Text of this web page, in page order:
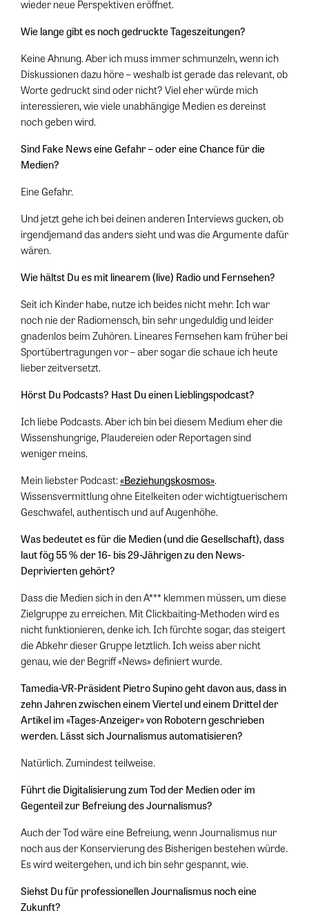
wieder neue Perspektiven eröffnet.
Wie lange gibt es noch gedruckte Tageszeitungen?
Keine Ahnung. Aber ich muss immer schmunzeln, wenn ich
Diskussionen dazu höre – weshalb ist gerade das relevant, ob
Worte gedruckt sind oder nicht? Viel eher würde mich
interessieren, wie viele unabhängige Medien es dereinst
noch geben wird.
Sind Fake News eine Gefahr – oder eine Chance für die
Medien?
Eine Gefahr.
Und jetzt gehe ich bei deinen anderen Interviews gucken, ob
irgendjemand das anders sieht und was die Argumente dafür
wären.
Wie hältst Du es mit linearem (live) Radio und Fernsehen?
Seit ich Kinder habe, nutze ich beides nicht mehr. Ich war
noch nie der Radiomensch, bin sehr ungeduldig und leider
gnadenlos beim Zuhören. Lineares Fernsehen kam früher bei
Sportübertragungen vor – aber sogar die schaue ich heute
lieber zeitversetzt.
Hörst Du Podcasts? Hast Du einen Lieblingspodcast?
Ich liebe Podcasts. Aber ich bin bei diesem Medium eher die
Wissenshungrige, Plaudereien oder Reportagen sind
weniger meins.
Mein liebster Podcast:«Beziehungskosmos».
Wissensvermittlung ohne Eitelkeiten oder wichtigtuerischem
Geschwafel, authentisch und auf Augenhöhe.
Was bedeutet es für die Medien (und die Gesellschaft), dass
laut fög 55 % der 16- bis 29-Jährigen zu den News-
Deprivierten gehört?
Dass die Medien sich in den A*** klemmen müssen, um diese
Zielgruppe zu erreichen. Mit Clickbaiting-Methoden wird es
nicht funktionieren, denke ich. Ich fürchte sogar, das steigert
die Abkehr dieser Gruppe letztlich. Ich weiss aber nicht
genau, wie der Begriff «News» definiert wurde.
Tamedia-VR-Präsident Pietro Supino geht davon aus, dass in
zehn Jahren zwischen einem Viertel und einem Drittel der
Artikel im «Tages-Anzeiger» von Robotern geschrieben
werden. Lässt sich Journalismus automatisieren?
Natürlich. Zumindest teilweise.
Führt die Digitalisierung zum Tod der Medien oder im
Gegenteil zur Befreiung des Journalismus?
Auch der Tod wäre eine Befreiung, wenn Journalismus nur
noch aus der Konservierung des Bisherigen bestehen würde.
Es wird weitergehen, und ich bin sehr gespannt, wie.
Siehst Du für professionellen Journalismus noch eine
Zukunft?